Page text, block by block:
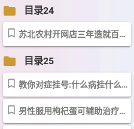
folder 目录24
苏北农村开网店三年造就百万富翁－互联网－科技时代－新浪网
folder 目录25
教你对症挂号:什么病挂什么科_新闻中心_新浪网
男性服用枸杞蛋可辅助治疗肾虚阳痿－新闻中心－新浪网